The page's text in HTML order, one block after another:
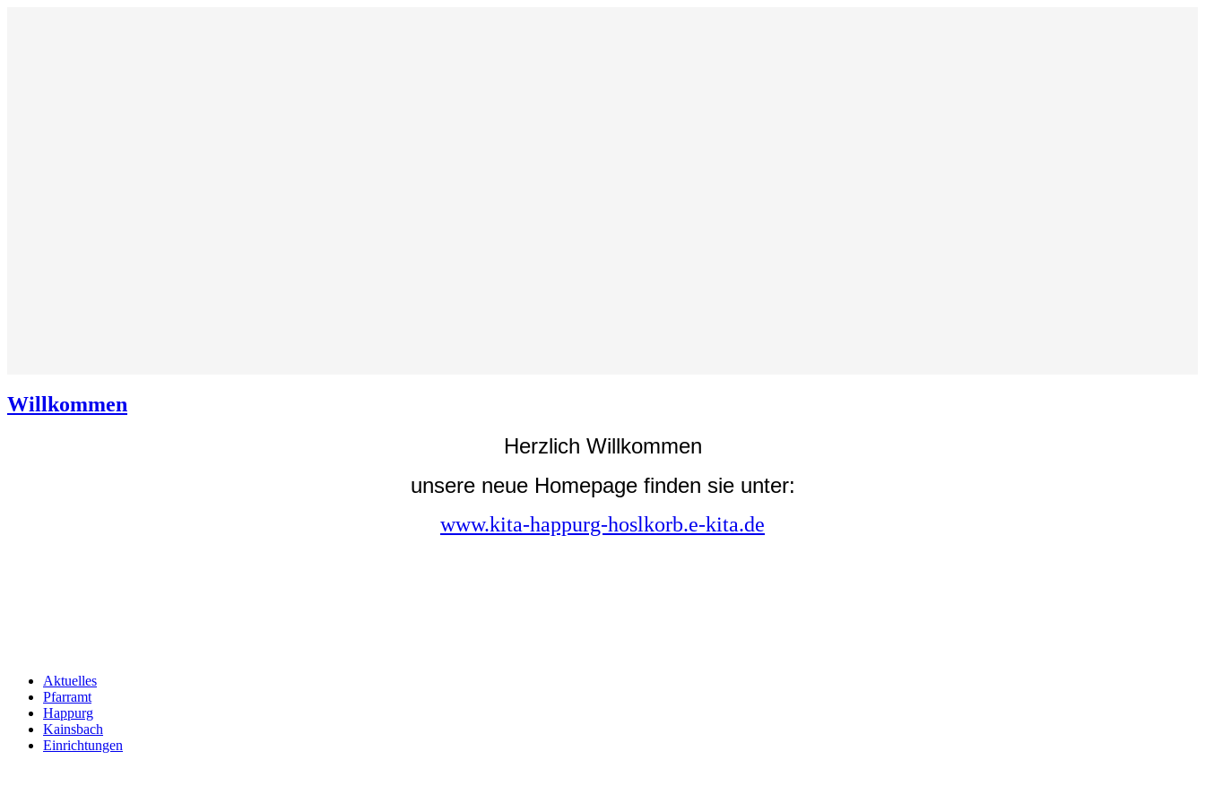
Willkommen
Herzlich Willkommen
unsere neue Homepage finden sie unter:
www.kita-happurg-hoslkorb.e-kita.de
Aktuelles
Pfarramt
Happurg
Kainsbach
Einrichtungen